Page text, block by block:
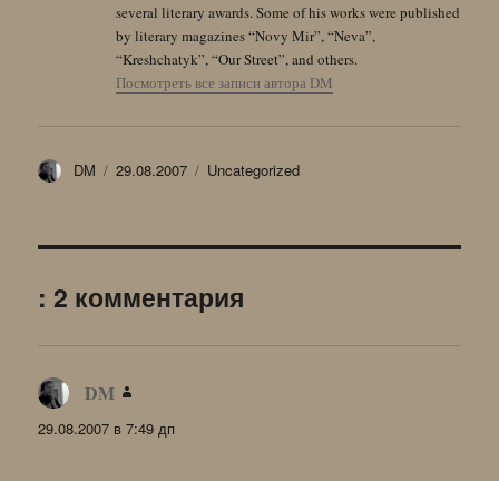
several literary awards. Some of his works were published
by literary magazines “Novy Mir”, “Neva”,
“Kreshchatyk”, “Our Street”, and others.
Посмотреть все записи автора DM
Автор
DM Опубликовано
29.08.2007 Рубрики
Uncategorized
: 2 комментария
DM
29.08.2007 в 7:49 дп